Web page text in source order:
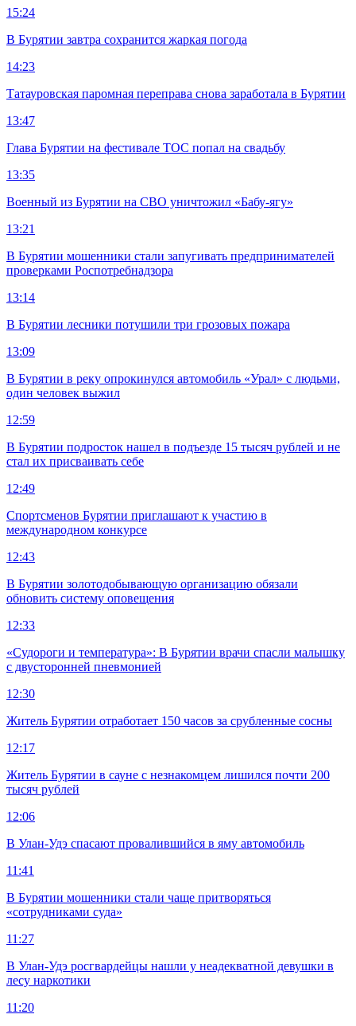
15:24
В Бурятии завтра сохранится жаркая погода
14:23
Татауровская паромная переправа снова заработала в Бурятии
13:47
Глава Бурятии на фестивале ТОС попал на свадьбу
13:35
Военный из Бурятии на СВО уничтожил «Бабу-ягу»
13:21
В Бурятии мошенники стали запугивать предпринимателей
проверками Роспотребнадзора
13:14
В Бурятии лесники потушили три грозовых пожара
13:09
В Бурятии в реку опрокинулся автомобиль «Урал» с людьми,
один человек выжил
12:59
В Бурятии подросток нашел в подъезде 15 тысяч рублей и не
стал их присваивать себе
12:49
Спортсменов Бурятии приглашают к участию в
международном конкурсе
12:43
В Бурятии золотодобывающую организацию обязали
обновить систему оповещения
12:33
«Судороги и температура»: В Бурятии врачи спасли малышку
с двусторонней пневмонией
12:30
Житель Бурятии отработает 150 часов за срубленные сосны
12:17
Житель Бурятии в сауне с незнакомцем лишился почти 200
тысяч рублей
12:06
В Улан-Удэ спасают провалившийся в яму автомобиль
11:41
В Бурятии мошенники стали чаще притворяться
«сотрудниками суда»
11:27
В Улан-Удэ росгвардейцы нашли у неадекватной девушки в
лесу наркотики
11:20